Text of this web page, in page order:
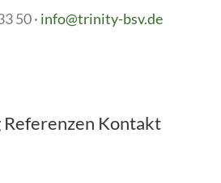
· info@trinity-bsv.de
Referenzen Kontakt